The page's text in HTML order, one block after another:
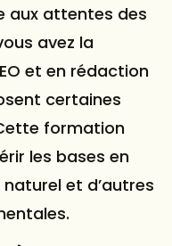
aux attentes des
avez la
et en rédaction
certaines
formation
les bases en
et d’autres